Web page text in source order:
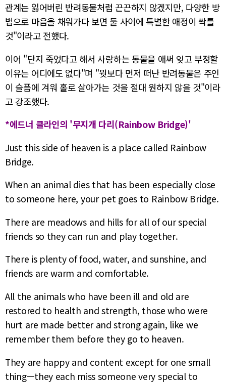
관계는 잃어버린 반려동물처럼 끈끈하지 않겠지만, 다양한 방
법으로 마음을 채워가다 보면 둘 사이에 특별한 애정이 싹틀
것"이라고 전했다.
이어 "단지 죽었다고 해서 사랑하는 동물을 애써 잊고 부정할
이유는 어디에도 없다"며 "뭣보다 먼저 떠난 반려동물은 주인
이 슬픔에 겨워 홀로 살아가는 것을 절대 원하지 않을 것"이라
고 강조했다.
*에드너 클라인의 '무지개 다리(Rainbow Bridge)'
Just this side of heaven is a place called Rainbow
Bridge.
When an animal dies that has been especially close
to someone here, your pet goes to Rainbow Bridge.
There are meadows and hills for all of our special
friends so they can run and play together.
There is plenty of food, water, and sunshine, and
friends are warm and comfortable.
All the animals who have been ill and old are
restored to health and strength, those who were
hurt are made better and strong again, like we
remember them before they go to heaven.
They are happy and content except for one small
thing—they each miss someone very special to